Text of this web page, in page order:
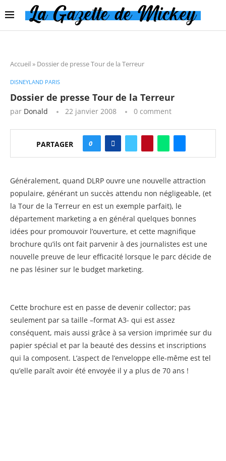
Accueil » Dossier de presse Tour de la Terreur
DISNEYLAND PARIS
Dossier de presse Tour de la Terreur
par Donald 22 janvier 2008 0 comment
PARTAGER 0
Généralement, quand DLRP ouvre une nouvelle attraction
populaire, générant un succès attendu non négligeable, (et
la Tour de la Terreur en est un exemple parfait), le
département marketing a en général quelques bonnes
idées pour promouvoir l’ouverture, et cette magnifique
brochure qu’ils ont fait parvenir à des journalistes est une
nouvelle preuve de leur efficacité lorsque le parc décide de
ne pas lésiner sur le budget marketing.
Cette brochure est en passe de devenir collector; pas
seulement par sa taille –format A3- qui est assez
conséquent, mais aussi grâce à sa version imprimée sur du
papier spécial et par la beauté des dessins et inscriptions
qui la composent. L’aspect de l’enveloppe elle-même est tel
qu’elle paraît avoir été envoyée il y a plus de 70 ans !